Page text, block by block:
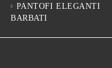
PANTOFI ELEGANTI
BARBATI